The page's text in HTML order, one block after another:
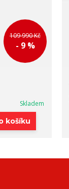
109 990 Kč
- 9 %
Skladem
košíku